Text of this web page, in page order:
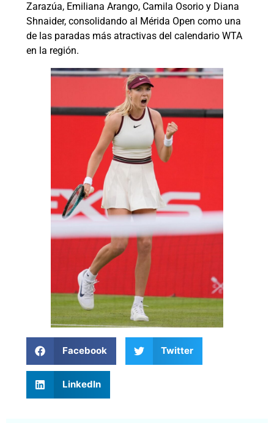
Zarazúa, Emiliana Arango, Camila Osorio y Diana
Shnaider, consolidando al Mérida Open como una
de las paradas más atractivas del calendario WTA
en la región.
Facebook Twitter
LinkedIn